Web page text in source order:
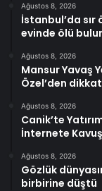
Ağustos 8, 2026
İstanbul’da sır
evinde ölü
Ağustos 8, 2026
Mansur Yavaş
Özel’den dikkat
Ağustos 8, 2026
Canik’te
İnternete
Ağustos 8, 2026
Gözlük
birbirine düştü